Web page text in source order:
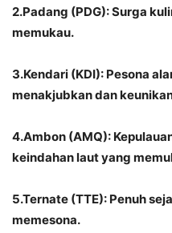
2.Padang (PDG): Surga
memukau.
3.Kendari (KDI): Pesona
menakjubkan dan
4.Ambon (AMQ):
keindahan laut yang
5.Ternate (TTE): Penuh
memesona.